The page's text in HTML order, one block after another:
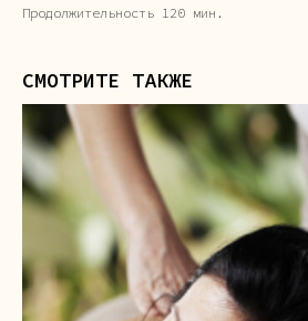
Продолжительность 120 мин.
СМОТРИТЕ ТАКЖЕ